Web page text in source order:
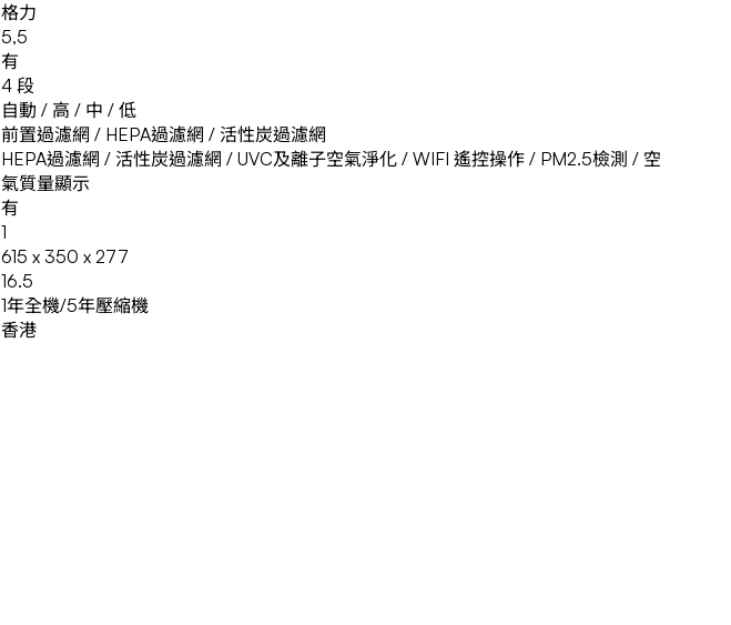
格力
5,5
有
4 段
自動 / 高 / 中 / 低
前置過濾網 / HEPA過濾網 / 活性炭過濾網
HEPA過濾網 / 活性炭過濾網 / UVC及離子空氣淨化 / WIFI 遙控操作 / PM2.5檢測 / 空
氣質量顯示
有
1
615 x 350 x 277
16.5
1年全機/5年壓縮機
香港